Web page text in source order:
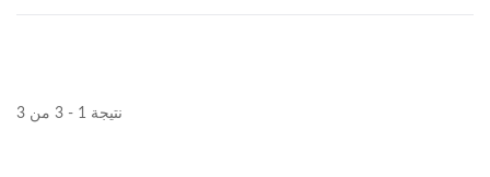
نتيجة 1 - 3 من 3